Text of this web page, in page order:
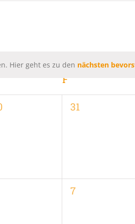
Hinweis
Hier geht es zu den nächsten
F
0
31
0
7